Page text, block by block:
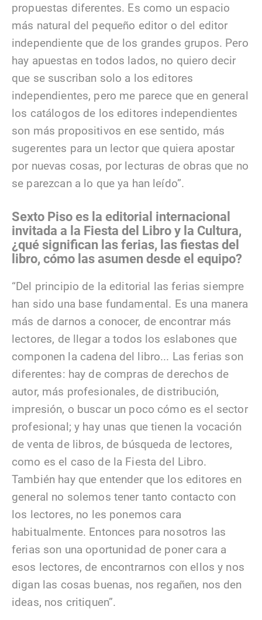
propuestas diferentes. Es como un espacio
más natural del pequeño editor o del editor
independiente que de los grandes grupos. Pero
hay apuestas en todos lados, no quiero decir
que se suscriban solo a los editores
independientes, pero me parece que en general
los catálogos de los editores independientes
son más propositivos en ese sentido, más
sugerentes para un lector que quiera apostar
por nuevas cosas, por lecturas de obras que no
se parezcan a lo que ya han leído”.
Sexto Piso es la editorial internacional
invitada a la Fiesta del Libro y la Cultura,
¿qué significan las ferias, las fiestas del
libro, cómo las asumen desde el equipo?
“Del principio de la editorial las ferias siempre
han sido una base fundamental. Es una manera
más de darnos a conocer, de encontrar más
lectores, de llegar a todos los eslabones que
componen la cadena del libro... Las ferias son
diferentes: hay de compras de derechos de
autor, más profesionales, de distribución,
impresión, o buscar un poco cómo es el sector
profesional; y hay unas que tienen la vocación
de venta de libros, de búsqueda de lectores,
como es el caso de la Fiesta del Libro.
También hay que entender que los editores en
general no solemos tener tanto contacto con
los lectores, no les ponemos cara
habitualmente. Entonces para nosotros las
ferias son una oportunidad de poner cara a
esos lectores, de encontrarnos con ellos y nos
digan las cosas buenas, nos regañen, nos den
ideas, nos critiquen”.